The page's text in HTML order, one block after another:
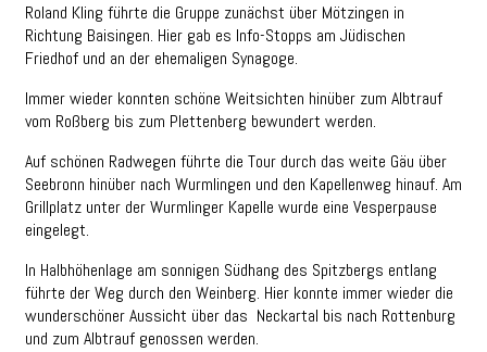
Roland Kling führte die Gruppe zunächst über Mötzingen in
Richtung Baisingen. Hier gab es Info-Stopps am Jüdischen
Friedhof und an der ehemaligen Synagoge.
Immer wieder konnten schöne Weitsichten hinüber zum Albtrauf
vom Roßberg bis zum Plettenberg bewundert werden.
Auf schönen Radwegen führte die Tour durch das weite Gäu über
Seebronn hinüber nach Wurmlingen und den Kapellenweg hinauf. Am
Grillplatz unter der Wurmlinger Kapelle wurde eine Vesperpause
eingelegt.
In Halbhöhenlage am sonnigen Südhang des Spitzbergs entlang
führte der Weg durch den Weinberg. Hier konnte immer wieder die
wunderschöner Aussicht über das Neckartal bis nach Rottenburg
und zum Albtrauf genossen werden.